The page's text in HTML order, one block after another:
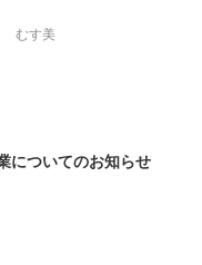
むす美
についてのお知らせ